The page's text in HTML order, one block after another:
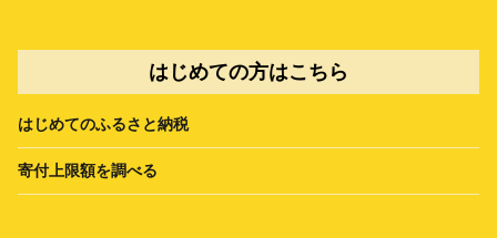
はじめての方はこちら
はじめてのふるさと納税
寄付上限額を調べる